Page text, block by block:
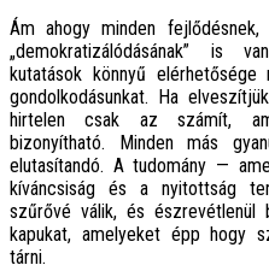
Ám ahogy minden
„demokratizálódásának” is
kutatások könnyű
gondolkodásunkat. Ha
hirtelen csak az számít,
bizonyítható. Minden más
elutasítandó. A tudomány —
kíváncsiság és a nyitottság
szűrővé válik, és észrevétlenül
kapukat, amelyeket épp hogy
tárni.